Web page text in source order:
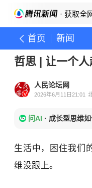
· 获取全
首页 新闻
哲思 | 让一个
人民论坛网
2026年6月11日21:01
问AI · 成长型思维
生活中，困住我们
维没跟上。